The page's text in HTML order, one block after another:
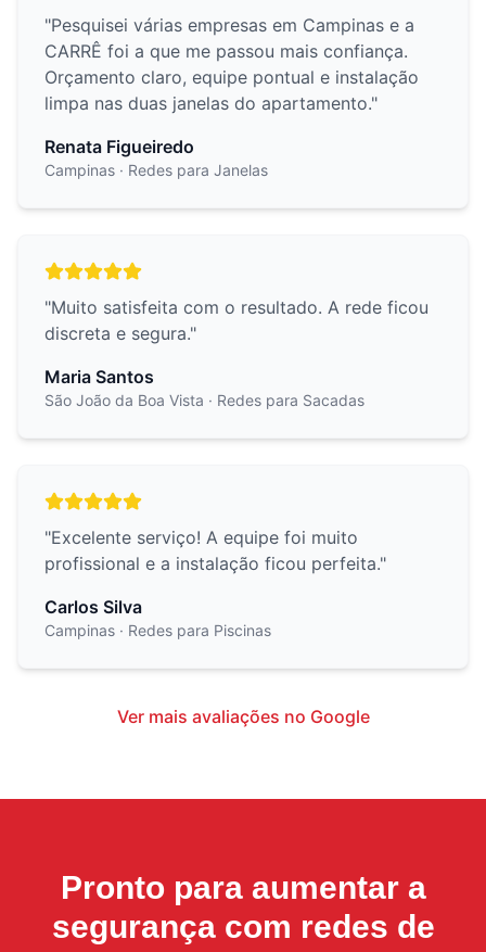
"Pesquisei várias empresas em Campinas e a
CARRÊ foi a que me passou mais confiança.
Orçamento claro, equipe pontual e instalação
limpa nas duas janelas do apartamento."
Renata Figueiredo
Campinas · Redes para Janelas
"Muito satisfeita com o resultado. A rede ficou
discreta e segura."
Maria Santos
São João da Boa Vista · Redes para Sacadas
"Excelente serviço! A equipe foi muito
profissional e a instalação ficou perfeita."
Carlos Silva
Campinas · Redes para Piscinas
Ver mais avaliações no Google
Pronto para aumentar a
segurança com redes de